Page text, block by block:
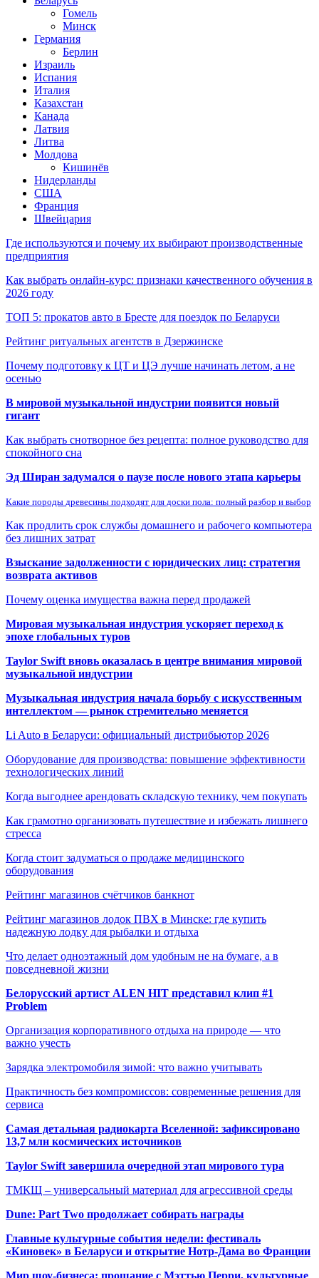
Гомель
Минск
Германия
Берлин
Израиль
Испания
Италия
Казахстан
Канада
Латвия
Литва
Молдова
Кишинёв
Нидерланды
США
Франция
Швейцария
Где используются и почему их выбирают производственные
предприятия
Как выбрать онлайн-курс: признаки качественного обучения в
2026 году
ТОП 5: прокатов авто в Бресте для поездок по Беларуси
Рейтинг ритуальных агентств в Дзержинске
Почему подготовку к ЦТ и ЦЭ лучше начинать летом, а не
осенью
В мировой музыкальной индустрии появится новый
гигант
Как выбрать снотворное без рецепта: полное руководство для
спокойного сна
Эд Ширан задумался о паузе после нового этапа карьеры
Какие породы древесины подходят для доски пола: полный разбор и выбор
Как продлить срок службы домашнего и рабочего компьютера
без лишних затрат
Взыскание задолженности с юридических лиц: стратегия
возврата активов
Почему оценка имущества важна перед продажей
Мировая музыкальная индустрия ускоряет переход к
эпохе глобальных туров
Taylor Swift вновь оказалась в центре внимания мировой
музыкальной индустрии
Музыкальная индустрия начала борьбу с искусственным
интеллектом — рынок стремительно меняется
Li Auto в Беларуси: официальный дистрибьютор 2026
Оборудование для производства: повышение эффективности
технологических линий
Когда выгоднее арендовать складскую технику, чем покупать
Как грамотно организовать путешествие и избежать лишнего
стресса
Когда стоит задуматься о продаже медицинского
оборудования
Рейтинг магазинов счётчиков банкнот
Рейтинг магазинов лодок ПВХ в Минске: где купить
надежную лодку для рыбалки и отдыха
Что делает одноэтажный дом удобным не на бумаге, а в
повседневной жизни
Белорусский артист ALEN HIT представил клип #1
Problem
Организация корпоративного отдыха на природе — что
важно учесть
Зарядка электромобиля зимой: что важно учитывать
Практичность без компромиссов: современные решения для
сервиса
Самая детальная радиокарта Вселенной: зафиксировано
13,7 млн космических источников
Taylor Swift завершила очередной этап мирового тура
ТМКЩ – универсальный материал для агрессивной среды
Dune: Part Two продолжает собирать награды
Главные культурные события недели: фестиваль
«Киновек» в Беларуси и открытие Нотр-Дама во Франции
Мир шоу-бизнеса: прощание с Мэттью Перри, культурные